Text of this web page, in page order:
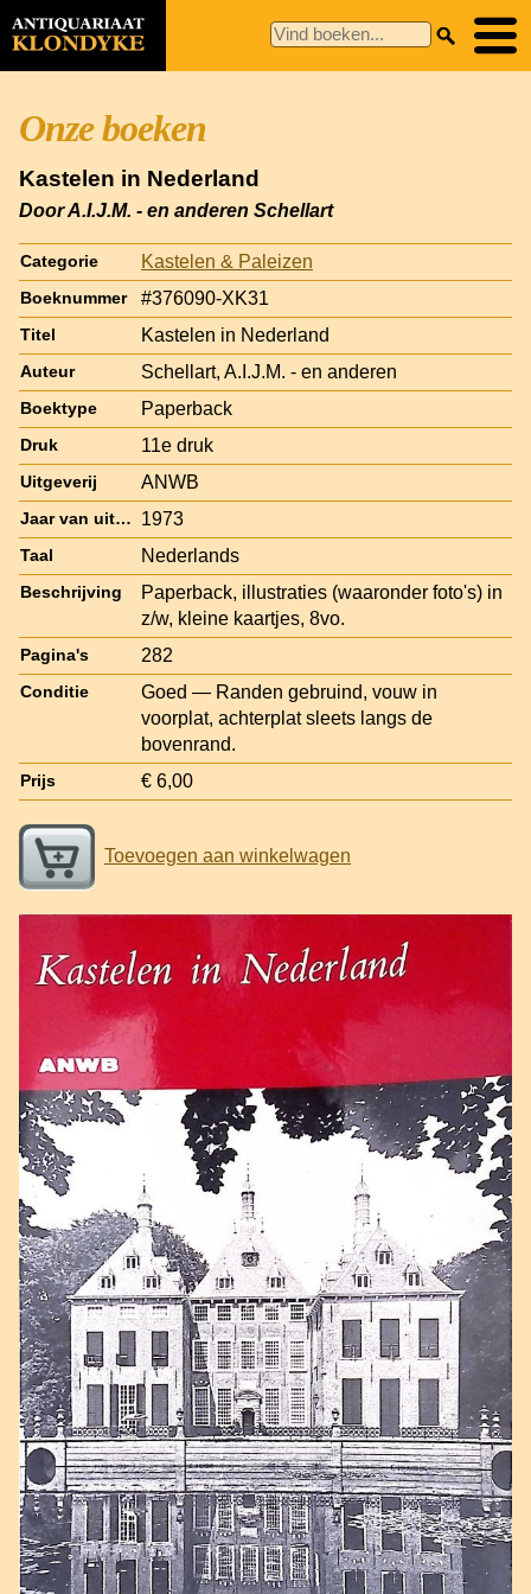
Onze boeken
Kastelen in Nederland
Door A.I.J.M. - en anderen Schellart
Categorie Kastelen & Paleizen
Boeknummer #376090-XK31
Titel Kastelen in Nederland
Auteur Schellart, A.I.J.M. - en anderen
Boektype Paperback
Druk 11e druk
Uitgeverij ANWB
Jaar van uitgave 1973
Taal Nederlands
Beschrijving
Paperback, illustraties (waaronder foto's) in
z/w, kleine kaartjes, 8vo.
Pagina's 282
Conditie
Goed — Randen gebruind, vouw in
voorplat, achterplat sleets langs de
bovenrand.
Prijs € 6,00
Toevoegen aan winkelwagen